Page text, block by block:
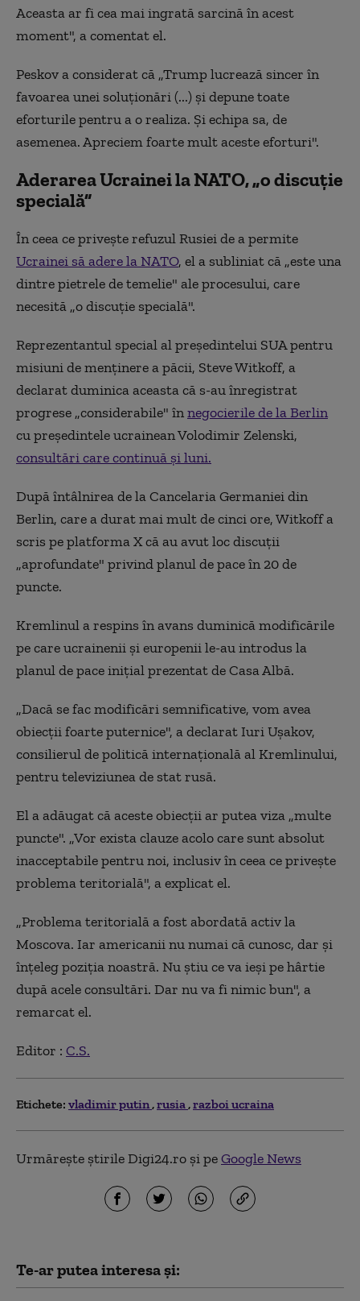
Aceasta ar fi cea mai ingrată sarcină în acest
moment", a comentat el.
Peskov a considerat că „Trump lucrează sincer în
favoarea unei soluţionări (...) şi depune toate
eforturile pentru a o realiza. Şi echipa sa, de
asemenea. Apreciem foarte mult aceste eforturi".
Aderarea Ucrainei la NATO, „o discuție
specială”
În ceea ce priveşte refuzul Rusiei de a permite
Ucrainei să adere la NATO, el a subliniat că „este una
dintre pietrele de temelie" ale procesului, care
necesită „o discuţie specială".
Reprezentantul special al preşedintelui SUA pentru
misiuni de menţinere a păcii, Steve Witkoff, a
declarat duminica aceasta că s-au înregistrat
progrese „considerabile" înnegocierile de la Berlin
cu preşedintele ucrainean Volodimir Zelenski,
consultări care continuă şi luni.
După întâlnirea de la Cancelaria Germaniei din
Berlin, care a durat mai mult de cinci ore, Witkoff a
scris pe platforma X că au avut loc discuţii
„aprofundate" privind planul de pace în 20 de
puncte.
Kremlinul a respins în avans duminică modificările
pe care ucrainenii şi europenii le-au introdus la
planul de pace iniţial prezentat de Casa Albă.
„Dacă se fac modificări semnificative, vom avea
obiecţii foarte puternice", a declarat Iuri Uşakov,
consilierul de politică internaţională al Kremlinului,
pentru televiziunea de stat rusă.
El a adăugat că aceste obiecţii ar putea viza „multe
puncte". „Vor exista clauze acolo care sunt absolut
inacceptabile pentru noi, inclusiv în ceea ce priveşte
problema teritorială", a explicat el.
„Problema teritorială a fost abordată activ la
Moscova. Iar americanii nu numai că cunosc, dar şi
înţeleg poziţia noastră. Nu ştiu ce va ieşi pe hârtie
după acele consultări. Dar nu va fi nimic bun", a
remarcat el.
Editor : C.S.
Etichete: vladimir putin rusia razboi ucraina
Urmărește știrile Digi24.ro și peGoogle News
Te-ar putea interesa și: